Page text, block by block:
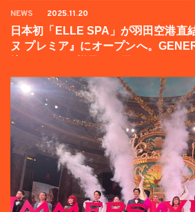
NEWS 2025.11.20
日本初「ELLE SPA」が羽田空港直
ヌ プレミア』にオープンへ。